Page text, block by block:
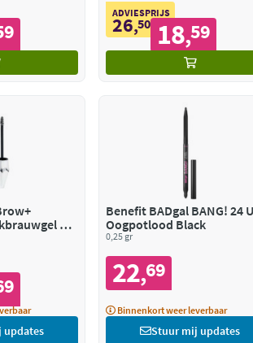
ADVIESPRIJS
26,50 18,59
2
updates
Benefit BADgal BANG! 24
Oogpotlood Black
0,25 gr
22,69
Binnenkort weer leverbaar
Stuur mij updates